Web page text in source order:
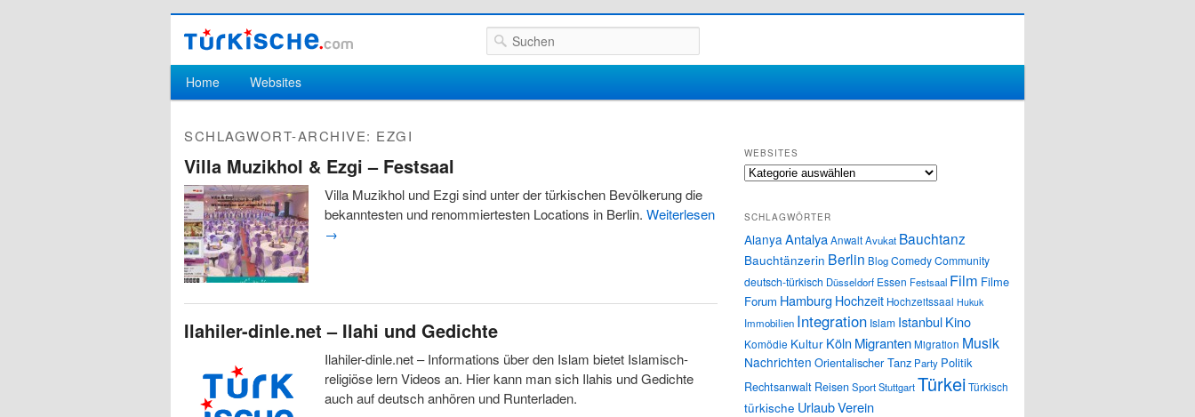
Suchen
Hauptmenü
Zum Inhalt wechseln
Zum sekundären Inhalt wechseln
Home Websites
SCHLAGWORT-ARCHIVE: EZGI
Villa Muzikhol & Ezgi – Festsaal
Villa Muzikhol und Ezgi sind unter der türkischen Bevölkerung die
bekanntesten und renommiertesten Locations in Berlin. Weiterlesen
→
Ilahiler-dinle.net – Ilahi und Gedichte
Ilahiler-dinle.net – Informations über den Islam bietet Islamisch-
religiöse lern Videos an. Hier kann man sich Ilahis und Gedichte
auch auf deutsch anhören und Runterladen.
WEBSITES
Websites
SCHLAGWÖRTER
Alanya AntalyaAnwaltAvukat Bauchtanz
Bauchtänzerin Berlin BlogComedyCommunity
deutsch-türkisch Düsseldorf Essen Festsaal Film Filme
Forum Hamburg Hochzeit Hochzeitssaal Hukuk
Immobilien Integration Islam IstanbulKino
Komödie Kultur Köln MigrantenMigration Musik
Nachrichten Orientalischer Tanz Party Politik
Rechtsanwalt ReisenSportStuttgartTürkeiTürkisch
türkische UrlaubVerein